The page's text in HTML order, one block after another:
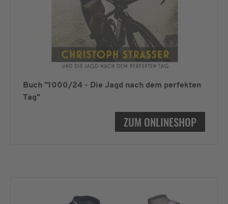
Buch "1000/24 - Die Jagd nach dem perfekten
Tag"
ZUM ONLINESHOP